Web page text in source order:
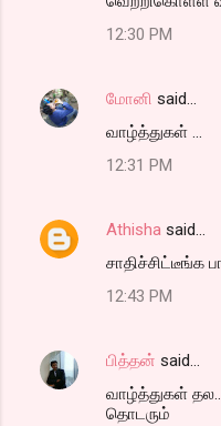
12:30 PM
மோனி said…
வாழ்த்துகள் ...
12:31 PM
Athisha said…
சாதிச்சிட்டீங்க
12:43 PM
பித்தன் said…
வாழ்த்துகள்
தொடரும்